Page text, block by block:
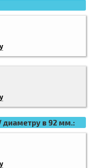
в 92 мм.: